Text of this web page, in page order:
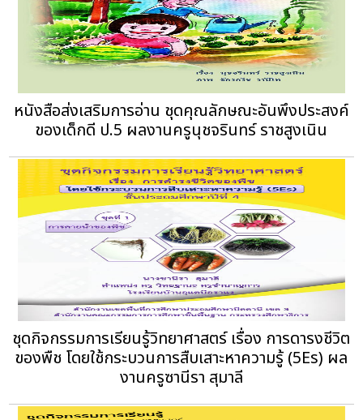
หนังสือส่งเสริมการอ่าน ชุดคุณลักษณะอันพึงประสงค์
ของเด็กดี ป.5‏ ผลงานครูนุชจรินทร์ ราชสูงเนิน
ชุดกิจกรรมการเรียนรู้วิทยาศาสตร์ เรื่อง การดารงชีวิต
ของพืช โดยใช้กระบวนการสืบเสาะหาความรู้ (5Es) ผล
งานครูซานีรา สุมาลี